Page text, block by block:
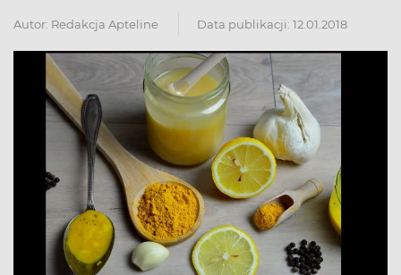
Autor: Redakcja Apteline Data publikacji: 12.01.2018